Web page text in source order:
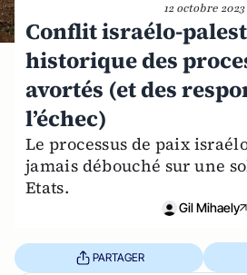
12 octobre 2023
Conflit israélo-
historique des
avortés (et des
l’échec)
Le processus de paix
jamais débouché sur une
Etats.
Gil Mihaely
PARTAGER